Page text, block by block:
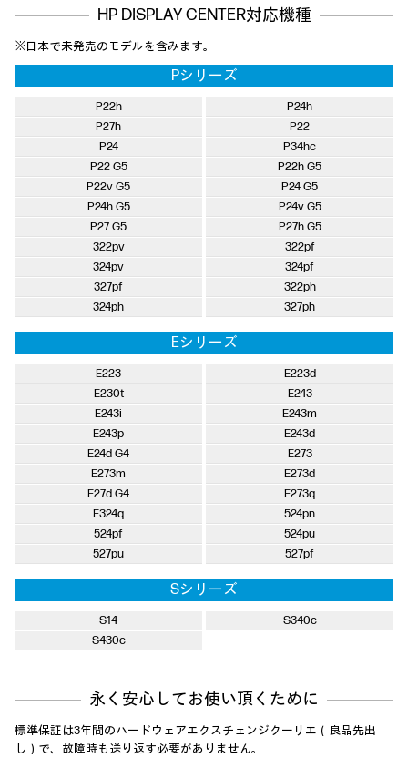
HP DISPLAY CENTER対応機種
※日本で未発売のモデルを含みます。
Pシリーズ
P22h
P24h
P27h
P22
P24
P34hc
P22 G5
P22h G5
P22v G5
P24 G5
P24h G5
P24v G5
P27 G5
P27h G5
322pv
322pf
324pv
324pf
327pf
322ph
324ph
327ph
Eシリーズ
E223
E223d
E230t
E243
E243i
E243m
E243p
E243d
E24d G4
E273
E273m
E273d
E27d G4
E273q
E324q
524pn
524pf
524pu
527pu
527pf
Sシリーズ
S14
S340c
S430c
永く安心してお使い頂くために
標準保証は3年間のハードウェアエクスチェンジクーリエ（良品先出
し）で、故障時も送り返す必要がありません。